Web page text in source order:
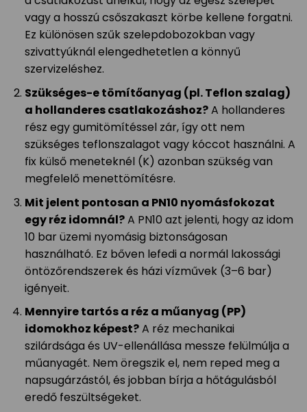
vagy a hosszú csőszakaszt körbe kellene forgatni.
Ez különösen szűk szelepdobozokban vagy
szivattyúknál elengedhetetlen a könnyű
szervizeléshez.
Szükséges-e tömítőanyag (pl. Teflon szalag)
a hollanderes csatlakozáshoz?A hollanderes
rész egy gumitömítéssel zár, így ott nem
szükséges teflonszalagot vagy kóccot használni. A
fix külső meneteknél (K) azonban szükség van
megfelelő menettömítésre.
Mit jelent pontosan a PN10 nyomásfokozat
egy réz idomnál?A PN10 azt jelenti, hogy az idom
10 bar üzemi nyomásig biztonságosan
használható. Ez bőven lefedi a normál lakossági
öntözőrendszerek és házi vízművek (3–6 bar)
igényeit.
Mennyire tartós a réz a műanyag (PP)
idomokhoz képest?A réz mechanikai
szilárdsága és UV-ellenállása messze felülmúlja a
műanyagét. Nem öregszik el, nem reped meg a
napsugárzástól, és jobban bírja a hőtágulásból
eredő feszültségeket.